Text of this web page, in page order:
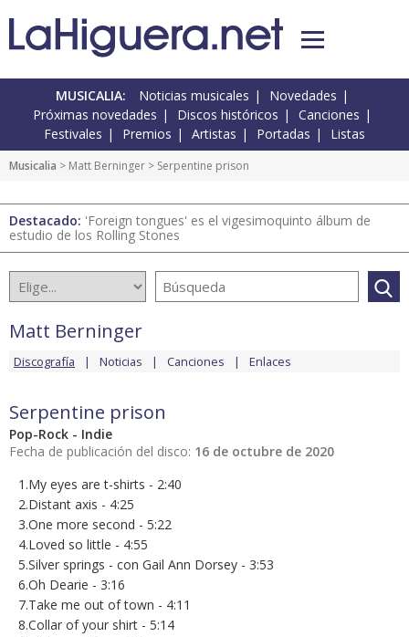
MUSICALIA: Noticias musicales
Novedades
Próximas novedades
Discos históricos
Canciones
Festivales
Premios Artistas Portadas Listas
Musicalia > Matt Berninger > Serpentine prison
Destacado: 'Foreign tongues' es el vigesimoquinto álbum de
estudio de los Rolling Stones
Matt Berninger
Discografía Noticias Canciones Enlaces
Serpentine prison
Pop-Rock - Indie
Fecha de publicación del disco: 16 de octubre de 2020
1.My eyes are t-shirts - 2:40
2.Distant axis - 4:25
3.One more second - 5:22
4.Loved so little - 4:55
5.Silver springs - con Gail Ann Dorsey - 3:53
6.Oh Dearie - 3:16
7.Take me out of town - 4:11
8.Collar of your shirt - 5:14